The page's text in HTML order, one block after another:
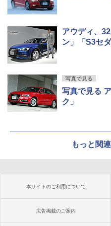
アウディ、
ン」「S3セ
写真で見る
写真で見る
ク」
もっと関
本サイトのご利用について
広告掲載のご案内